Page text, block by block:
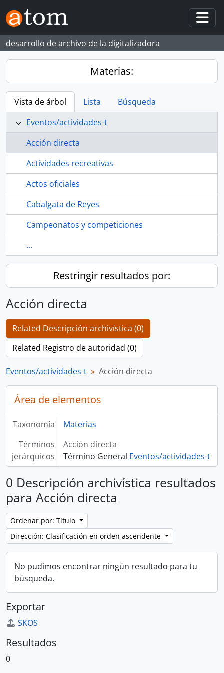
Skip to main content
desarrollo de archivo de la digitalizadora
Materias:
Vista de árbol Lista
Búsqueda
Eventos/actividades-t
Acción directa
Actividades recreativas
Actos oficiales
Cabalgata de Reyes
Campeonatos y competiciones
...
Restringir resultados por:
Acción directa
Related Descripción archivística (0)
Related Registro de autoridad (0)
Eventos/actividades-t Acción directa
Área de elementos
Taxonomía
Materias
Términos
jerárquicos
Acción directa
Término General Eventos/actividades-t
0 Descripción archivística resultados
para Acción directa
Ordenar por: Título
Dirección: Clasificación en orden ascendente
No pudimos encontrar ningún resultado para tu
búsqueda.
Exportar
SKOS
Resultados
0